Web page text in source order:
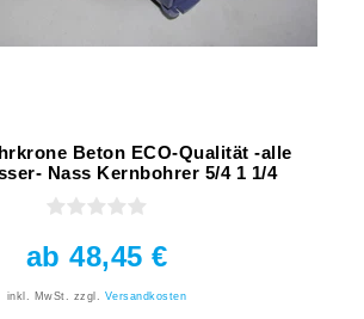
Beton ECO-Qualität -alle
Nass Kernbohrer 5/4 1 1/4
ab 48,45 €
inkl. MwSt. zzgl. Versandkosten